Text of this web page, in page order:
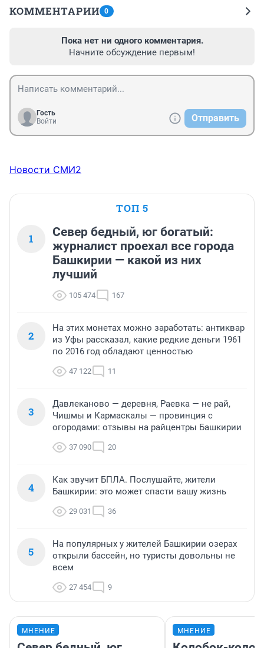
КОММЕНТАРИИ 0
Пока нет ни одного комментария.
Начните обсуждение первым!
Гость
Войти
Отправить
Новости СМИ2
ТОП 5
1
Север бедный, юг богатый:
журналист проехал все города
Башкирии — какой из них
лучший
105 474 167
2
На этих монетах можно заработать: антиквар
из Уфы рассказал, какие редкие деньги 1961
по 2016 год обладают ценностью
47 122 11
3
Давлеканово — деревня, Раевка — не рай,
Чишмы и Кармаскалы — провинция с
огородами: отзывы на райцентры Башкирии
37 090 20
4
Как звучит БПЛА. Послушайте, жители
Башкирии: это может спасти вашу жизнь
29 031 36
5
На популярных у жителей Башкирии озерах
открыли бассейн, но туристы довольны не
всем
27 454 9
МНЕНИЕ МНЕНИЕ